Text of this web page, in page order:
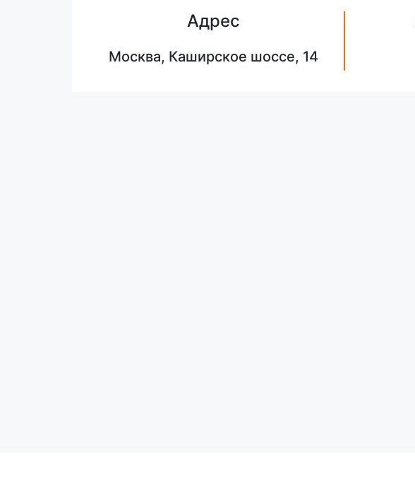
Адрес
Москва, Каширское шоссе, 14